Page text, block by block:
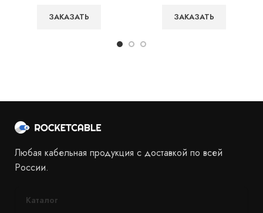
ЗАКАЗАТЬ ЗАКАЗАТЬ
Любая кабельная продукция с доставкой по всей
России.
Каталог